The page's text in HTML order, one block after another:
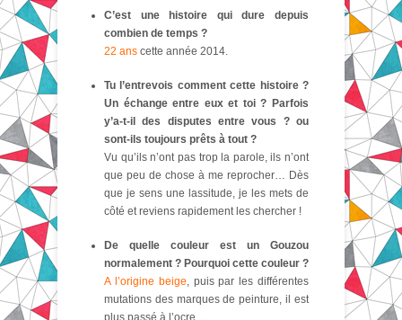
C’est une histoire qui dure depuis
combien de temps ?
22 ans cette année 2014.
Tu l’entrevois comment cette histoire ?
Un échange entre eux et toi ? Parfois
y’a-t-il des disputes entre vous ? ou
sont-ils toujours prêts à tout ?
Vu qu’ils n’ont pas trop la parole, ils n’ont
que peu de chose à me reprocher… Dès
que je sens une lassitude, je les mets de
côté et reviens rapidement les chercher !
De quelle couleur est un Gouzou
normalement ? Pourquoi cette couleur ?
A l’origine beige, puis par les différentes
mutations des marques de peinture, il est
plus passé à l’ocre …